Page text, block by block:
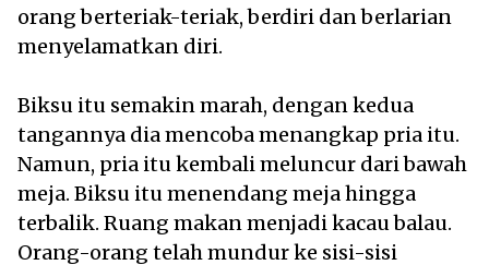
orang berteriak-teriak, berdiri dan berlarian
menyelamatkan diri.
Biksu itu semakin marah, dengan kedua
tangannya dia mencoba menangkap pria itu.
Namun, pria itu kembali meluncur dari bawah
meja. Biksu itu menendang meja hingga
terbalik. Ruang makan menjadi kacau balau.
Orang-orang telah mundur ke sisi-sisi